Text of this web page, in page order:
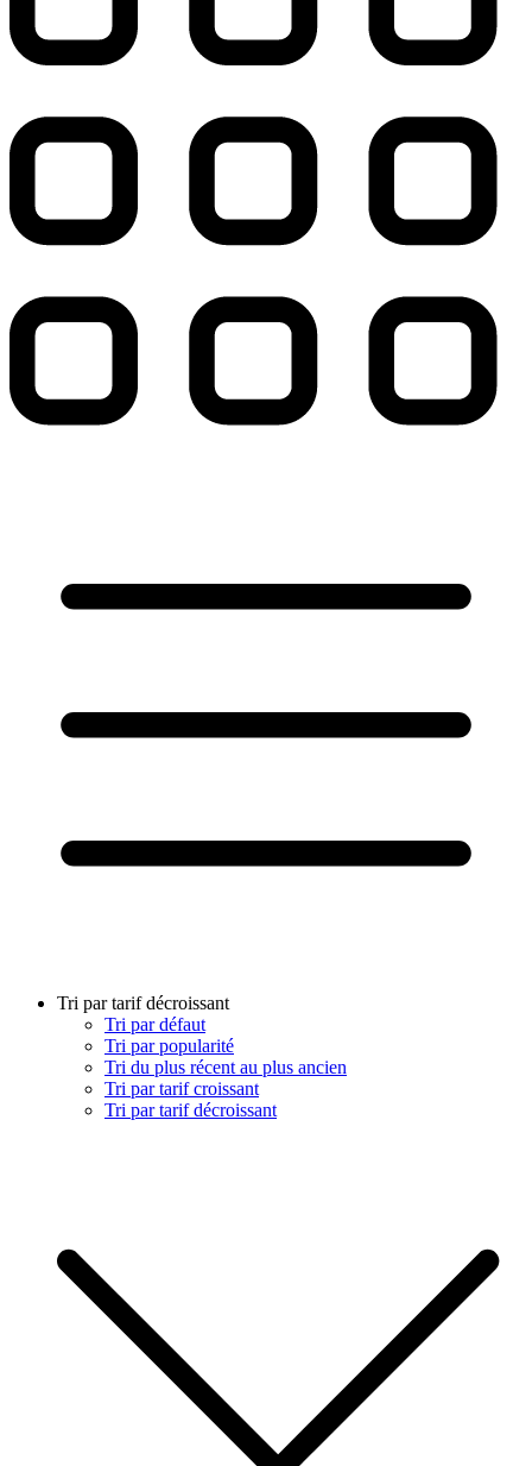
Tri par tarif décroissant
Tri par défaut
Tri par popularité
Tri du plus récent au plus ancien
Tri par tarif croissant
Tri par tarif décroissant